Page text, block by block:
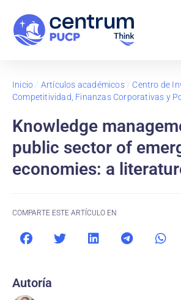
Inicio / Artículos académicos/ Centro de
Competitividad, Finanzas Corporativas y
Knowledge
public sector of
economies: a
COMPARTE ESTE ARTÍCULO EN
Autoría